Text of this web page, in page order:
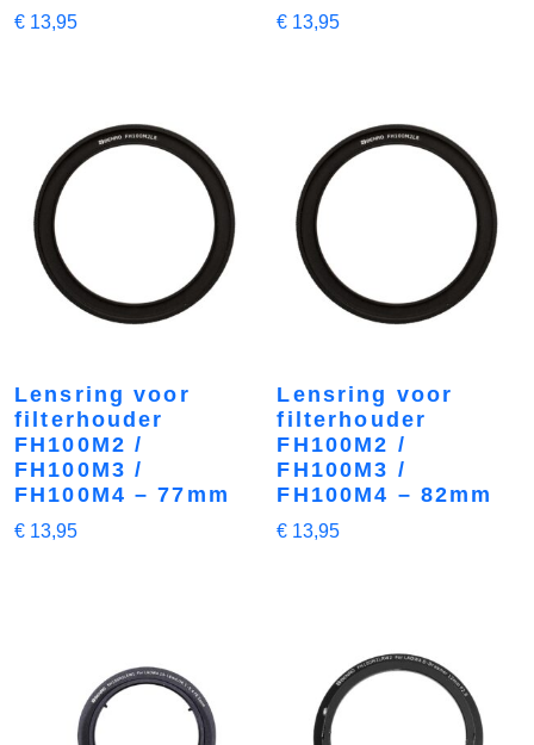
€ 13,95 € 13,95
Lensring voor
filterhouder
FH100M2 /
FH100M3 /
FH100M4 – 77mm
€ 13,95
Lensring voor
filterhouder
FH100M2 /
FH100M3 /
FH100M4 – 82mm
€ 13,95